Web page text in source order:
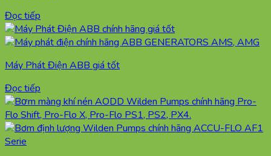
Đọc tiếp
Máy Phát Điện ABB giá tốt
Đọc tiếp